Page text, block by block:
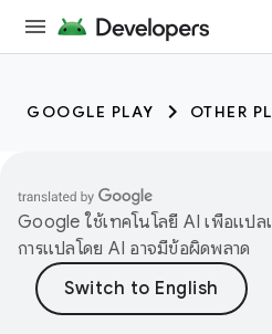
GOOGLE PLAY OTHER
Google ใช้เทคโนโลยี AI เพื่อแป
การแปลโดย AI อาจมีข้อผิดพลาด